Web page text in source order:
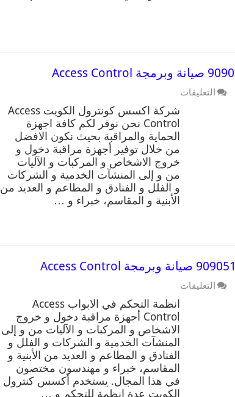
التعليقات
شركة اكسس كونترول الكويت Access
Control نحن نوفر لكم كافة اجهزة
الحماية والمراقبة بحيث نكون الافضل
من خلال توفير أجهزة مراقبة دخول و
خروج الاشخاص و المركبات و الآليات
من و إلى المنشآت الخدمية و الشركات
و الفلل و الفنادق و المطاعم و العديد من
الأبنية و المقاسم، خبراء و …
التعليقات
انظمة التحكم في الابواب Access
Control أجهزة مراقبة دخول و خروج
الاشخاص و المركبات و الآليات من و إلى
المنشآت الخدمية و الشركات و الفلل و
الفنادق و المطاعم و العديد من الأبنية و
المقاسم، خبراء و مهندسون مختصون
في هذا المجال. يستخدم أكسس كنترول
الكويت عدة انظمة للتحكم و …